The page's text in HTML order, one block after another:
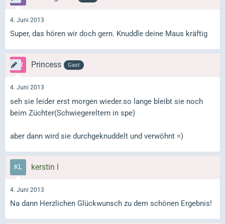
4. Juni 2013
Super, das hören wir doch gern. Knuddle deine Maus kräftig
Princess Gast
4. Juni 2013
seh sie leider erst morgen wieder.so lange bleibt sie noch
beim Züchter(Schwiegereltern in spe)
aber dann wird sie durchgeknuddelt und verwöhnt =)
kerstin l
4. Juni 2013
Na dann Herzlichen Glückwunsch zu dem schönen Ergebnis!